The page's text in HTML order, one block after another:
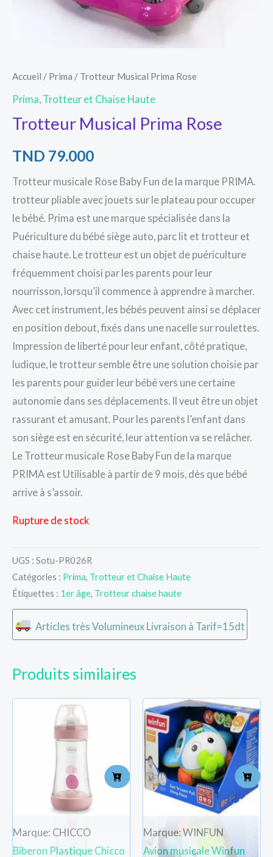
Accueil / Prima / Trotteur Musical Prima Rose
Prima Trotteur et Chaise Haute
Trotteur Musical Prima Rose
TND 79.000
Trotteur musicale Rose Baby Fun de la marque PRIMA.
trotteur pliable avec jouets sur le plateau pour occuper
le bébé. Prima est une marque spécialisée dans la
Puériculture du bébé siège auto, parc lit et trotteur et
chaise haute. Le trotteur est un objet de puériculture
fréquemment choisi par les parents pour leur
nourrisson, lorsqu’il commence à apprendre à marcher.
Avec cet instrument, les bébés peuvent ainsi se déplacer
en position debout, fixés dans une nacelle sur roulettes.
Impression de liberté pour leur enfant, côté pratique,
ludique, le trotteur semble être une solution choisie par
les parents pour guider leur bébé vers une certaine
autonomie dans ses déplacements. Il veut être un objet
rassurant et amusant. Pour les parents l’enfant dans
son siège est en sécurité, leur attention va se relâcher.
Le Trotteur musicale Rose Baby Fun de la marque
PRIMA est Utilisable à partir de 9 mois, dès que bébé
arrive à s’assoir.
Rupture de stock
UGS : Sotu-PR026R
Catégories : Prima, Trotteur et Chaise Haute
Étiquettes : 1er âge, Trotteur chaise haute
Articles très Volumineux Livraison à Tarif=15dt
Produits similaires
Marque: CHICCO
Biberon Plastique Chicco
Marque: WINFUN
Avion musicale Winfun